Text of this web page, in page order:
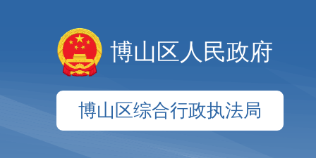
博山区人民政府
博山区综合行政执法局